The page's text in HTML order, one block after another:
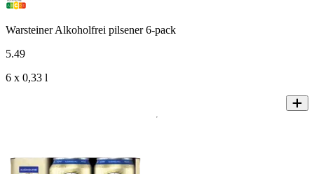
Warsteiner Alkoholfrei pilsener 6-pack
5.49
6 x 0,33 l